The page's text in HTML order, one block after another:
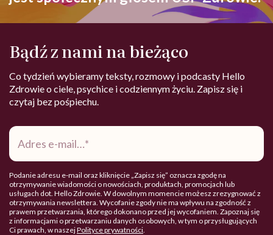
Bądź z nami na bieżąco
Co tydzień wybieramy teksty, rozmowy i podcasty Hello
Zdrowie o ciele, psychice i codziennym życiu. Zapisz się i
czytaj bez pośpiechu.
Adres
mail*
Podanie adresu e-mail oraz kliknięcie „Zapisz się” oznacza zgodę na
otrzymywanie wiadomości o nowościach, produktach, promocjach lub
usługach dot. Hello Zdrowie. W dowolnym momencie możesz zrezygnować z
otrzymywania newslettera. Wycofanie zgody nie ma wpływu na zgodność z
prawem przetwarzania, którego dokonano przed jej wycofaniem. Zapoznaj się
z informacjami o przetwarzaniu danych osobowych, w tym o przysługujących
Ci prawach, w naszejPolityce prywatności